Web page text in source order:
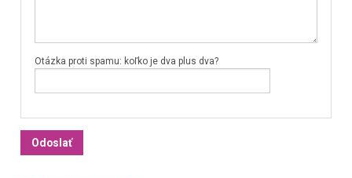
Otázka proti spamu: koľko je dva plus dva?